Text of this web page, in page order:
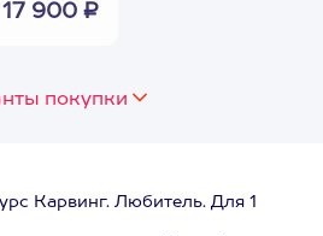
17 900 ₽
покупки
Карвинг. Любитель. Для 1